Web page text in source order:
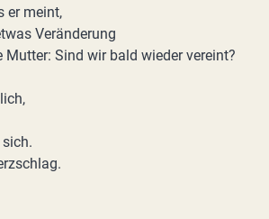
er meint,
Veränderung
Mutter: Sind wir bald wieder vereint?